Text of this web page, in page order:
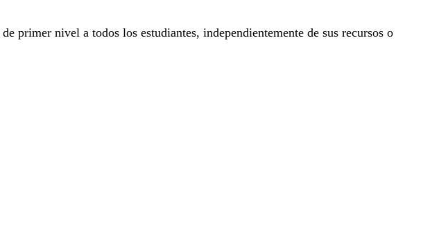
primer nivel a todos los estudiantes, independientemente de sus recursos o